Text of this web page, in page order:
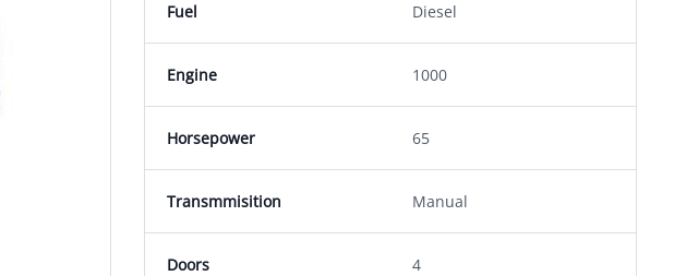
Fuel Diesel
Engine 1000
Horsepower 65
Transmmisition Manual
Doors 4